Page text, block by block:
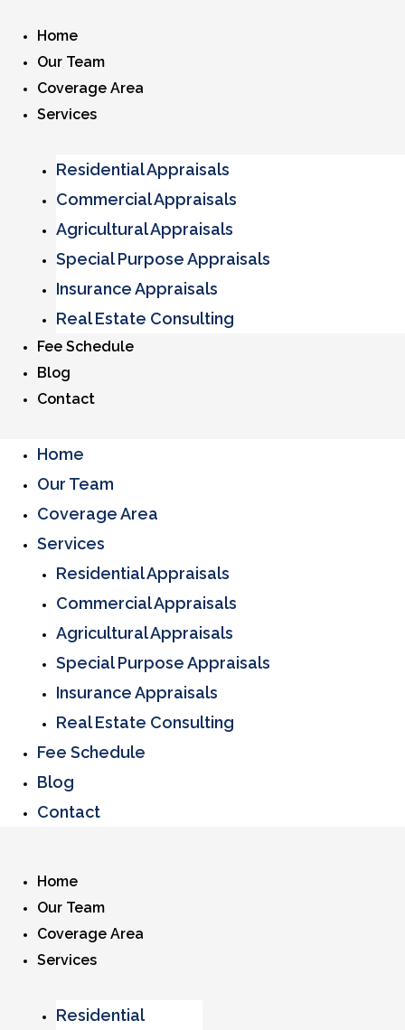
Home
Our Team
Coverage Area
Services
Residential Appraisals
Commercial Appraisals
Agricultural Appraisals
Special Purpose Appraisals
Insurance Appraisals
Real Estate Consulting
Fee Schedule
Blog
Contact
Home
Our Team
Coverage Area
Services
Residential Appraisals
Commercial Appraisals
Agricultural Appraisals
Special Purpose Appraisals
Insurance Appraisals
Real Estate Consulting
Fee Schedule
Blog
Contact
Home
Our Team
Coverage Area
Services
Residential